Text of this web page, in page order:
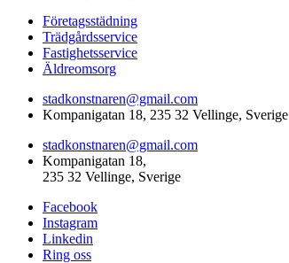
Företagsstädning
Trädgårdsservice
Fastighetsservice
Äldreomsorg
stadkonstnaren@gmail.com
Kompanigatan 18, 235 32 Vellinge, Sverige
stadkonstnaren@gmail.com
Kompanigatan 18,
235 32 Vellinge, Sverige
Facebook
Instagram
Linkedin
Ring oss